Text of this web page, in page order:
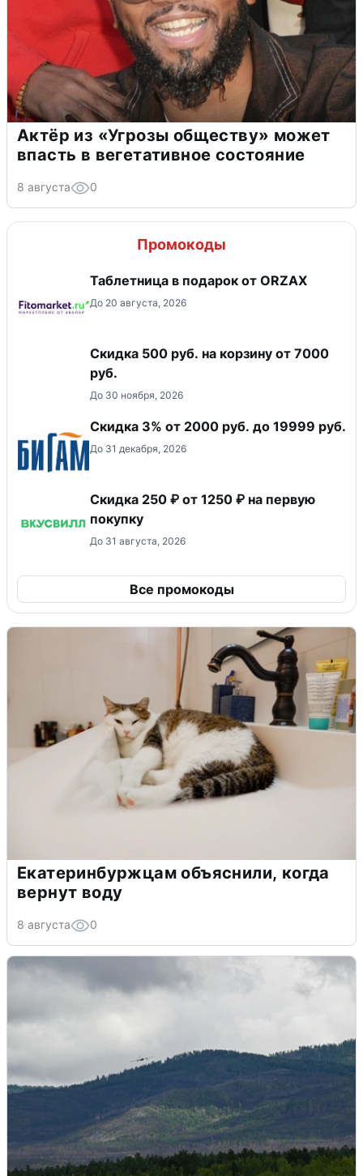
Актёр из «Угрозы обществу» может
впасть в вегетативное состояние
8 августа 0
Промокоды
Таблетница в подарок от ORZAX
До 20 августа, 2026
Скидка 500 руб. на корзину от 7000
руб.
До 30 ноября, 2026
​Скидка 3% от 2000 руб. до 19999 руб.
До 31 декабря, 2026
Скидка 250 ₽ от 1250 ₽ на первую
покупку
До 31 августа, 2026
Все промокоды
Екатеринбуржцам объяснили, когда
вернут воду
8 августа 0